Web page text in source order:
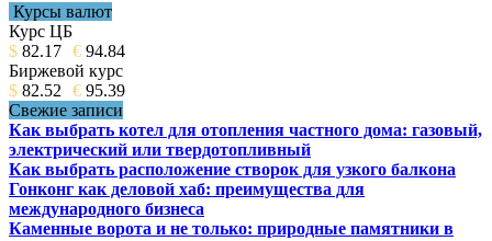
Курсы валют
Курс ЦБ
$ 82.17 € 94.84
Биржевой курс
$ 82.52 € 95.39
Свежие записи
Как выбрать котел для отопления частного дома: газовый,
электрический или твердотопливный
Как выбрать расположение створок для узкого балкона
Гонконг как деловой хаб: преимущества для
международного бизнеса
Каменные ворота и не только: природные памятники в